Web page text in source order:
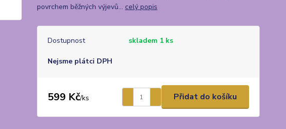
povrchem běžných výjevů... celý popis
Dostupnost skladem 1 ks
Nejsme plátci DPH
599 Kč/ks Přidat do košíku